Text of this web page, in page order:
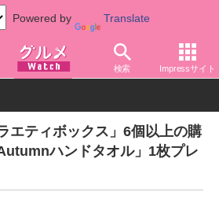
Powered by Translate
検索 Impressサイト
ァストフード サーティワン
エティボックス」6個以上の購
ハンドタオル」1枚プレ